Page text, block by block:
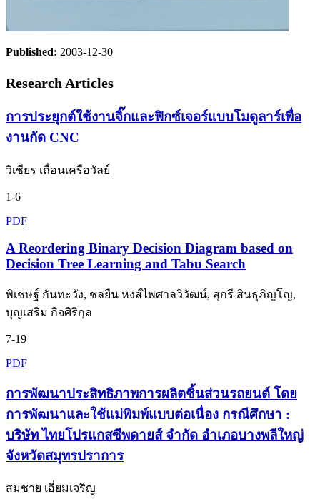
Published: 2003-12-30
Research Articles
การประยุกต์ใช้งานจิ๊กและฟิกซ์เจอร์แบบโมดูลาร์เพื่อ
งานกัด CNC
วิเชียร เถื่อนเครือวัลย์
1-6
PDF
A Reordering Binary Decision Diagram based on
Decision Tree Learning and Tabu Search
พิเชษฐ์ กันทะวัง, ชลยืน หงส์ไพศาลวิวัฒน์, สุกรี สินธุภิญโญ,
บุญเสริม กิจศิริกุล
7-19
PDF
การพัฒนาประสิทธิภาพการผลิตชิ้นส่วนรถยนต์ โดย
การพัฒนาและใช้แม่พิมพ์แบบต่อเนื่อง กรณีศึกษา :
บริษัท ไทยโปรแกสซีพดายส์ จำกัด อำเภอบางพลีใหญ่
จังหวัดสมุทรปราการ
สมชาย เอี่ยมเจริญ